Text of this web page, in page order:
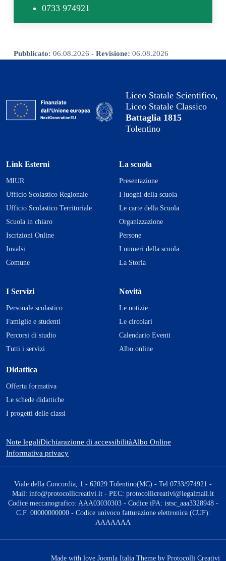
0733 974921
Pubblicato: 06.08.2026 - Revisione: 06.08.2026
Liceo Statale Scientifico,
Liceo Statale Classico
Battaglia 1815
Tolentino
Link Esterni
MIUR
Ufficio Scolastico Regionale
Ufficio Scolastico Territoriale
Scuola in chiaro
Iscrizioni Online
Invalsi
Comune
La scuola
Presentazione
I luoghi della scuola
Le carte della Scuola
Organizzazione
Persone
I numeri della scuola
La Storia
I Servizi
Personale scolastico
Famiglie e studenti
Percorsi di studio
Tutti i servizi
Didattica
Offerta formativa
Le schede didattiche
I progetti delle classi
Novità
Le notizie
Le circolari
Calendario Eventi
Albo online
Note legaliDichiarazione di accessibilitàAlbo Online
Informativa privacy
Viale della Concordia, 1 - 62029 Tolentino(MC) - Tel 0733/974921 -
Mail: info@protocollicreativi.it - PEC: protocollicreativi@legalmail.it
Codice meccanografico: AAA03030303 - Codice iPA: istsc_aaa3328948 -
C.F. 00000000000 - Codice univoco fatturazione elettronica (CUF):
AAAAAAA
Made with love Joomla Italia Theme by Protocolli Creativi